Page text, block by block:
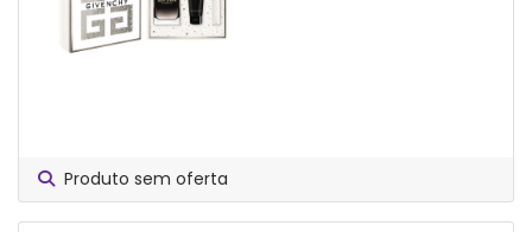
Produto sem oferta